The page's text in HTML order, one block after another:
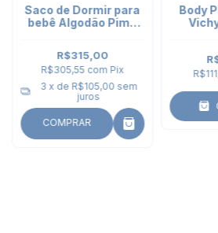
Saco de Dormir para
bebê Algodão Pima
R$315,00
R$305,55 com Pix
3 x de R$105,00 sem
juros
COMPRAR
Body